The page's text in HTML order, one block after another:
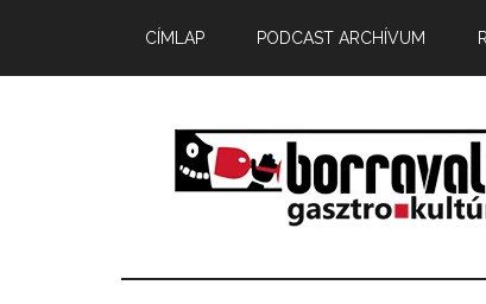
CÍMLAP PODCAST ARCHÍVUM